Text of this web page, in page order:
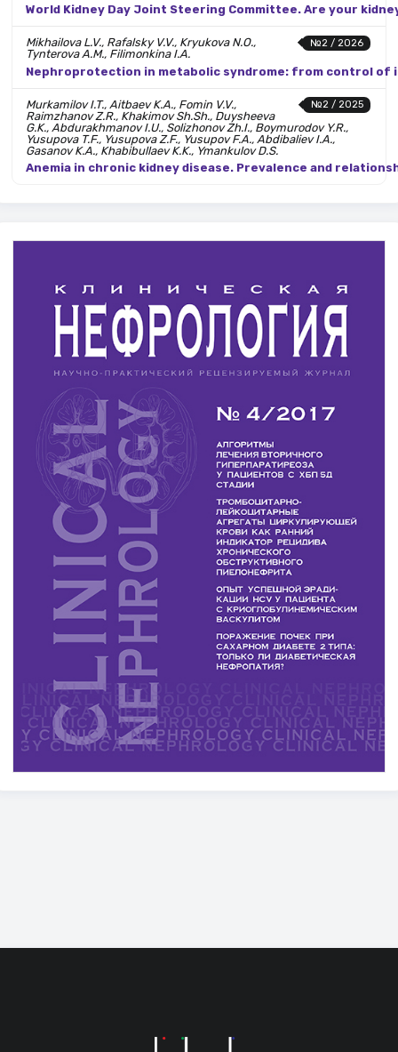
World Kidney Day Joint Steering Committee. Are your
№2 / 2026
Mikhailova L.V., Rafalsky V.V., Kryukova N.O.,
Tynterova A.M., Filimonkina I.A.
Nephroprotection in metabolic syndrome: from control of
№2 / 2025
Murkamilov I.T., Aitbaev K.A., Fomin V.V.,
Raimzhanov Z.R., Khakimov Sh.Sh., Duysheeva
G.K., Abdurakhmanov I.U., Solizhonov Zh.I., Boymurodov Y.R.,
Yusupova T.F., Yusupova Z.F., Yusupov F.A., Abdibaliev I.A.,
Gasanov K.A., Khabibullaev K.K., Ymankulov D.S.
Anemia in chronic kidney disease. Prevalence and